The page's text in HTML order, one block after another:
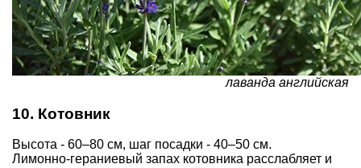
лаванда английская
10. Котовник
Высота - 60–80 см, шаг посадки - 40–50 см.
Лимонно-гераниевый запах котовника расслабляет и